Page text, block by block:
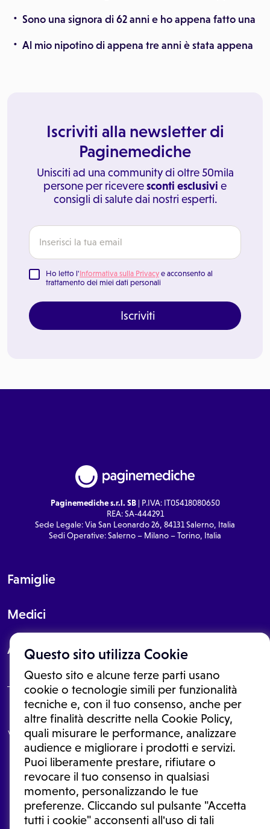
Questo sito utilizza Cookie
Questo sito e alcune terze parti usano
cookie o tecnologie simili per funzionalità
tecniche e, con il tuo consenso, anche per
altre finalità descritte nella Cookie Policy,
quali misurare le performance, analizzare
audience e migliorare i prodotti e servizi.
Puoi liberamente prestare, rifiutare o
revocare il tuo consenso in qualsiasi
momento, personalizzando le tue
preferenze. Cliccando sul pulsante "Accetta
tutti i cookie" acconsenti all'uso di tali
Sono una signora di 62 anni e ho appena fatto una
Al mio nipotino di appena tre anni è stata appena
Iscriviti alla newsletter di
Paginemediche
Unisciti ad una community di oltre 50mila
persone per riceveresconti esclusivi e
consigli di salute dai nostri esperti.
Ho letto l'Informativa sulla Privacy e acconsento al
trattamento dei miei dati personali
Iscriviti
Paginemediche s.r.l. SB| P.IVA: IT05418080650
REA: SA-444291
Sede Legale: Via San Leonardo 26, 84131 Salerno, Italia
Sedi Operative: Salerno – Milano – Torino, Italia
Famiglie
Medici
About
Le informazioni proposte in questo sito non sono un consulto medico.
In nessun caso, queste informazioni sostituiscono un consulto, una
visita o una diagnosi formulata dal medico. Non si devono considerare
le informazioni disponibili come suggerimenti per la formulazione di
una diagnosi, la determinazione di un trattamento o l'assunzione o
sospensione di un farmaco senza prima consultare un medico di
medicina generale o uno specialista.
Condizioni di utilizzo|Privacy Policy |Gestione cookie
Ⓒ 2026 | Tutti i diritti riservati.